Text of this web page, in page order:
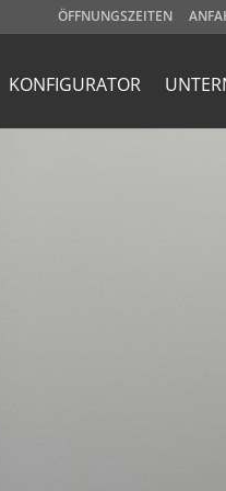
ÖFFNUNGSZEITEN
KONFIGURATOR